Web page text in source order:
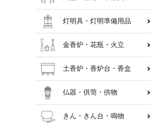
灯明具・灯明準備用品
金香炉・花瓶・火立
土香炉・香炉台・香盒
仏器・供笥・供物
きん・きん台・鳴物